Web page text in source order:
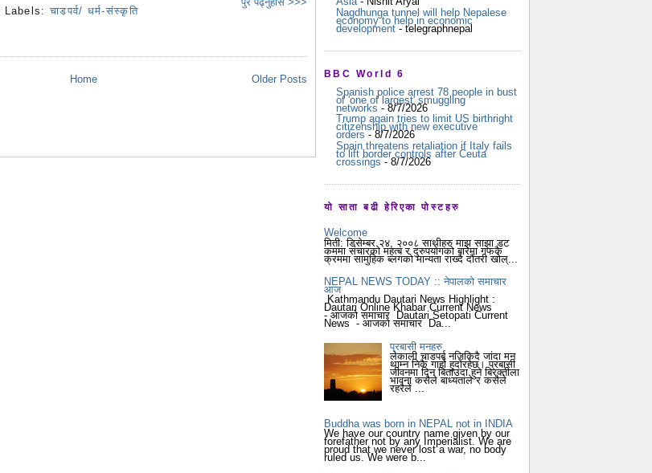
Labels:चाडपर्व/ धर्म-संस्कृति
Older Posts
Home
Nagdhunga tunnel will help Nepalese
economy to help in economic
development - telegraphnepal
BBC World 6
Spanish police arrest 78 people in bust
of 'one of largest' smuggling
networks - 8/7/2026
Trump again tries to limit US birthright
citizenship with new executive
orders - 8/7/2026
Spain threatens retaliation if Italy fails
to lift border controls after Ceuta
crossings- 8/7/2026
यो साता बढी हेरिएका पोस्टहरु
Welcome
मिती: डिसेम्बर २४, २००८ साथीहरु माझ साझा डट
कममा संचारको महत्ब र दुरुपयोगको बारेमा गफकै
क्रममा सामुहिक ब्लगको मान्यता राख्दै दौंतरी खोल्...
NEPAL NEWS TODAY :: नेपालको समाचार
आज
Kathmandu Dautari News Highlight :
Dautari Online Khabar Current News
- आजको समाचार Dautari Setopati Current
News - आजको समाचार Da...
प्रबासी मनहरु
लेकाली चाडपर्ब नजिकिदै जांदा मन
थाम्न निकै गार्हो हुदोंरहेछ। प्रबासी
जीवनमा दिन बिताउदा हुने बिरक्तीला
भावना कसैले बाध्यताले र कसैले
रहरैले ...
Buddha was born in NEPAL not in INDIA
We have our country name given by our
forefather not by any Imperialist. We are
proud that we never lost a war, no body
ruled us. We were b...